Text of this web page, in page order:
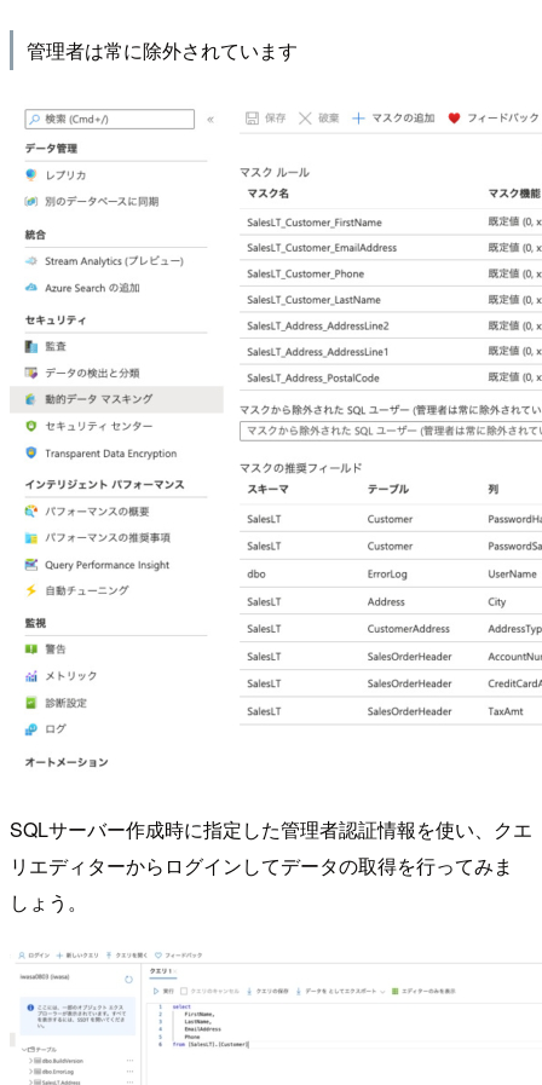
管理者は常に除外されています
SQLサーバー作成時に指定した管理者認証情報を使い、クエ
リエディターからログインしてデータの取得を行ってみま
しょう。